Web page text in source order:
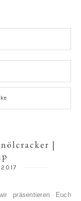
|
präsentieren Euch